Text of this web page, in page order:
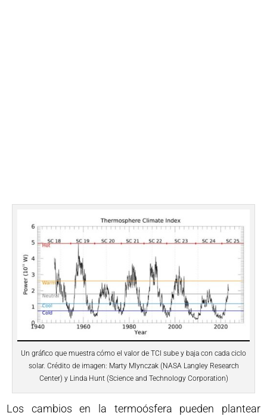
Un gráfico que muestra cómo el valor de TCI sube y baja con cada ciclo
solar. Crédito de imagen: Marty Mlynczak (NASA Langley Research
Center) y Linda Hunt (Science and Technology Corporation)
Los cambios en la termoósfera pueden plantear